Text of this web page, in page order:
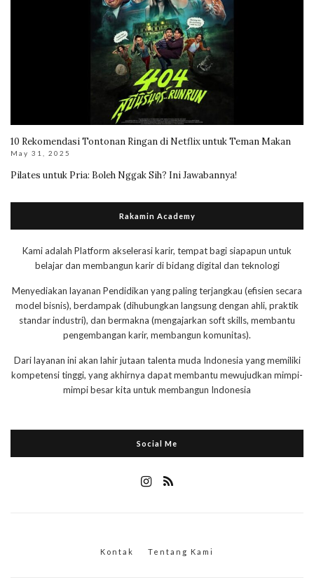
10 Rekomendasi Tontonan Ringan di Netflix untuk Teman Makan
May 31, 2025
Pilates untuk Pria: Boleh Nggak Sih? Ini Jawabannya!
Rakamin Academy
Kami adalah Platform akselerasi karir, tempat bagi siapapun untuk
belajar dan membangun karir di bidang digital dan teknologi
Menyediakan layanan Pendidikan yang paling terjangkau (efisien secara
model bisnis), berdampak (dihubungkan langsung dengan ahli, praktik
standar industri), dan bermakna (mengajarkan soft skills, membantu
pengembangan karir, membangun komunitas).
Dari layanan ini akan lahir jutaan talenta muda Indonesia yang memiliki
kompetensi tinggi, yang akhirnya dapat membantu mewujudkan mimpi-
mimpi besar kita untuk membangun Indonesia
Social Me
Kontak Tentang Kami